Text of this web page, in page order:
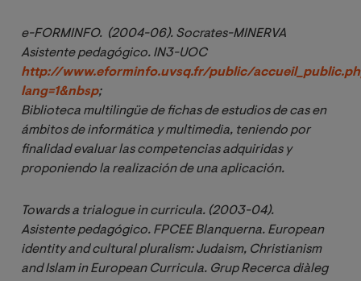
e-FORMINFO.  (2004-06). Socrates-MINERVA
Asistente pedagógico. IN3-UOC
http://www.eforminfo.uvsq.fr/public/
lang=1&nbsp;
Biblioteca multilingüe de fichas de estudios de cas en
ámbitos de informática y multimedia, teniendo por
finalidad evaluar las competencias adquiridas y
proponiendo la realización de una aplicación.
Towards a trialogue in curricula. (2003-04).
Asistente pedagógico. FPCEE Blanquerna. European
identity and cultural pluralism: Judaism, Christianism
and Islam in European Curricula. Grup Recerca diàleg